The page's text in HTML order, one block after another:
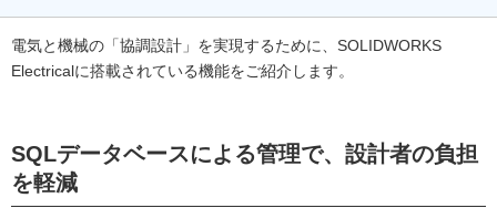
電気と機械の「協調設計」を実現するために、SOLIDWORKS
Electricalに搭載されている機能をご紹介します。
SQLデータベースによる管理で、設計者の負担
を軽減